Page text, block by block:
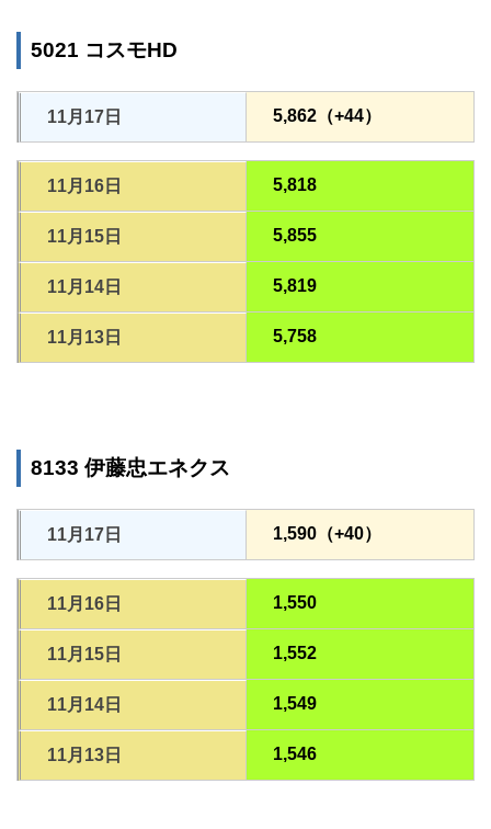
5021 コスモHD
11月17日 5,862（+44）
11月16日 5,818
11月15日 5,855
11月14日 5,819
11月13日 5,758
8133 伊藤忠エネクス
11月17日 1,590（+40）
11月16日 1,550
11月15日 1,552
11月14日 1,549
11月13日 1,546